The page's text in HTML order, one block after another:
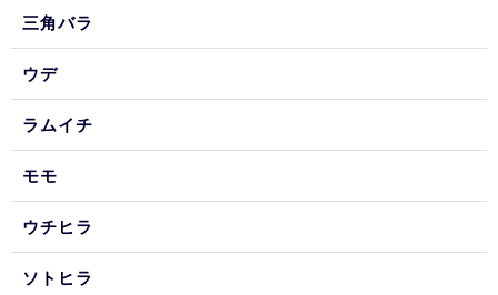
三角バラ
ウデ
ラムイチ
モモ
ウチヒラ
ソトヒラ